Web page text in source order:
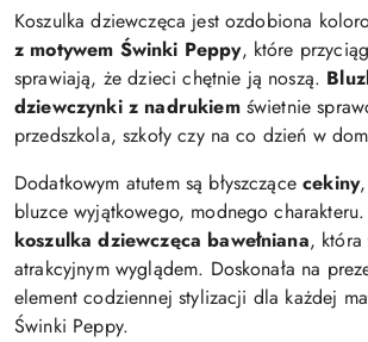
Koszulka dziewczęca jest ozdobiona
z motywem Świnki Peppy, które
sprawiają, że dzieci chętnie ją noszą.
dziewczynki z nadrukiemświetnie
przedszkola, szkoły czy na co dzień w
Dodatkowym atutem są błyszczącecekiny
bluzce wyjątkowego, modnego
koszulka dziewczęca bawełniana, która
atrakcyjnym wyglądem. Doskonała na
element codziennej stylizacji dla każdej
Świnki Peppy.